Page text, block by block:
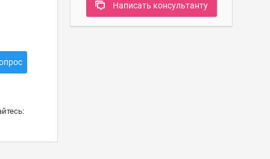
Написать консультанту